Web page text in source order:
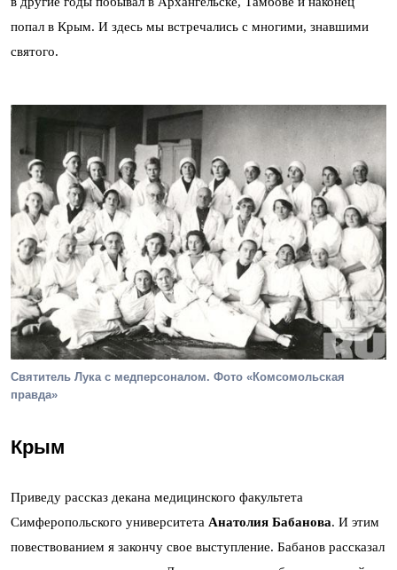
попал в Крым. И здесь мы встречались с многими, знавшими
святого.
Святитель Лука с медперсоналом. Фото «Комсомольская
правда»
Крым
Приведу рассказ декана медицинского факультета
Симферопольского университета Анатолия Бабанова. И этим
повествованием я закончу свое выступление. Бабанов рассказал